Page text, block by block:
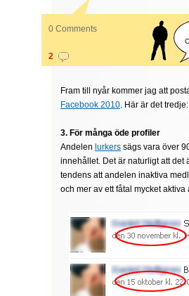
0 Comments
2
Fram till nyår kommer jag att
Facebook 2010. Här är det tredje:
3. För många öde profiler
Andelen lurkers sägs vara över
innehållet. Det är naturligt att det
tendens att andelen inaktiva
och mer av ett fåtal mycket aktiva